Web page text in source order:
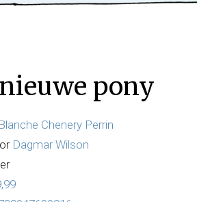
Onze producties
pony
Blanche Chenery Perrin
Dagmar Wilson